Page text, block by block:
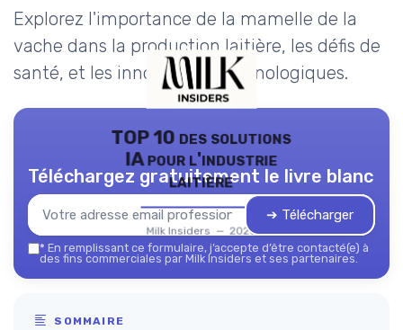
Explorez l'importance de la mamelle de la
vache dans la production laitière, les défis de
santé, et les innovations technologiques.
TOP 10 des solutions
IA pour l'industrie
laitière
Milk Insiders — 2026
Téléchargez gratuitement le livre blanc
➔ Télécharger
* En remplissant ce formulaire, j’accepte d’être contacté(e) à
des fins commerciales par Milk Insiders et ses partenaires.
SOMMAIRE